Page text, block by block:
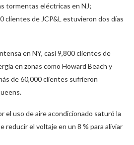
tormentas eléctricas en NJ;
clientes de JCP&L estuvieron dos días
en NY, casi 9,800 clientes de
en zonas como Howard Beach y
de 60,000 clientes sufrieron
el uso de aire acondicionado saturó la
reducir el voltaje en un 8 % para aliviar